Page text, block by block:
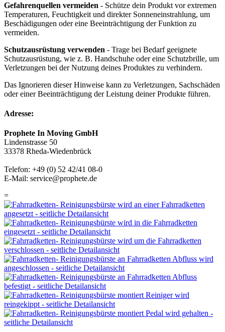
Gefahrenquellen vermeiden - Schütze dein Produkt vor extremen
Temperaturen, Feuchtigkeit und direkter Sonneneinstrahlung, um
Beschädigungen oder eine Beeinträchtigung der Funktion zu
vermeiden.
Schutzausrüstung verwenden - Trage bei Bedarf geeignete
Schutzausrüstung, wie z. B. Handschuhe oder eine Schutzbrille, um
Verletzungen bei der Nutzung deines Produktes zu verhindern.
Das Ignorieren dieser Hinweise kann zu Verletzungen, Sachschäden
oder einer Beeinträchtigung der Leistung deiner Produkte führen.
Adresse:
Prophete In Moving GmbH
Lindenstrasse 50
33378 Rheda-Wiedenbrück
Telefon: +49 (0) 52 42/41 08-0
E-Mail: service@prophete.de
=